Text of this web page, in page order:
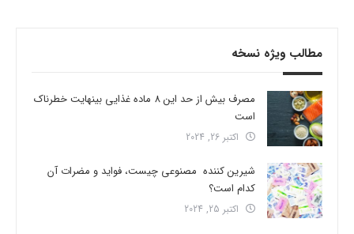
مطالب ویژه نسخه
مصرف بیش از حد این 8 ماده غذایی بینهایت خطرناک
است
اکتبر 26, 2024
شیرین کننده مصنوعی چیست، فواید و مضرات آن
کدام است؟
اکتبر 25, 2024